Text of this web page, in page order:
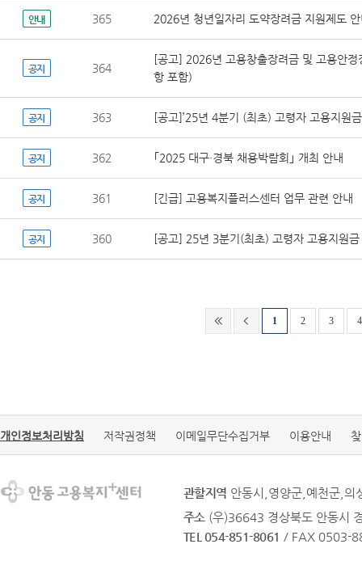
안내 365 2026년 청년일자리 도약장려금 지원제도
공지 364
[공고] 2026년 고용창출장려금 및 고용안
항 포함)
공지 363 [공고]’25년 4분기 (최초) 고령자 고용지원
공지 362 ｢2025 대구·경북 채용박람회｣ 개최 안내
공지 361 [긴급] 고용복지플러스센터 업무 관련 안내
공지 360 [공고] 25년 3분기(최초) 고령자 고용지원
1 2 3 4
개인정보처리방침 저작권정책 이메일무단수집거부 이용안내
관할지역 안동시,영양군,예천군,의
주소 (우)36643 경상북도 안동시
TEL 054-851-8061 / FAX 0503-